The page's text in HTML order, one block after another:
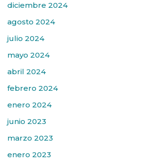
diciembre 2024
agosto 2024
julio 2024
mayo 2024
abril 2024
febrero 2024
enero 2024
junio 2023
marzo 2023
enero 2023